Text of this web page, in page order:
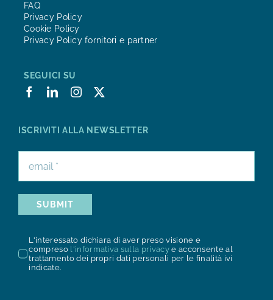
FAQ
Privacy Policy
Cookie Policy
Privacy Policy fornitori e partner
SEGUICI SU
ISCRIVITI ALLA NEWSLETTER
SUBMIT
L'interessato dichiara di aver preso visione e
compreso l'informativa sulla privacye acconsente al
trattamento dei propri dati personali per le finalità ivi
indicate.